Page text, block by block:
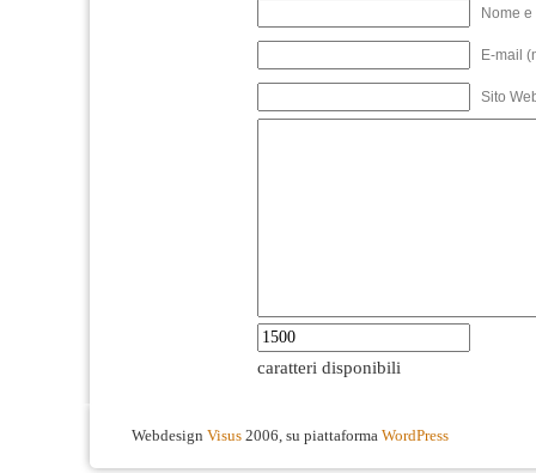
Nome
E-mail
Sito
caratteri disponibili
Webdesign Visus 2006, su piattaforma WordPress